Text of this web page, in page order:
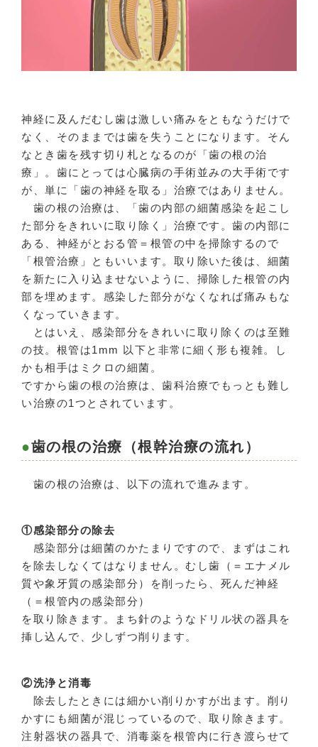
神経に及んだむし歯は激しい痛みをともなうだけで
なく、そのままでは歯を失うことになります。そん
なとき歯を残す切り札となるのが「歯の根の治
療」。歯にとっては心臓病の手術並みの大手術です
が、単に「歯の神経を取る」治療ではありません。
歯の根の治療は、「歯の内部の細菌感染を起こし
た部分をきれいに取り除く」治療です。歯の内部に
ある、神経がとおる管＝根管の中を掃除するので
「根管治療」ともいいます。取り除いた後は、細菌
を新たに入り込ませないように、掃除した根管の内
部を埋めます。感染した部分がなくなれば痛みもな
くなっていきます。
とはいえ、感染部分をきれいに取り除くのは至難
の技。根管は1mm 以下と非常に細く形も複雑。し
かも相手はミクロの細菌。
ですから歯の根の治療は、歯科治療でもっとも難し
い治療の1つとされています。
歯の根の治療（根幹治療の流れ）
歯の根の治療は、以下の流れで進みます。
①感染部分の除去
感染部分は細菌のかたまりですので、まずはこれ
を除去しなくてはなりません。むし歯（＝エナメル
質や象牙質の感染部分）を削ったら、死んだ神経
（＝根管内の感染部分）
を取り除きます。まち針のようなドリル状の器具を
挿し込んで、少しずつ削ります。
②洗浄と消毒
除去したときには細かい削りかすが出ます。削り
かすにも細菌が混じっているので、取り除きます。
注射器状の器具で、消毒薬を根管内に行き渡らせて